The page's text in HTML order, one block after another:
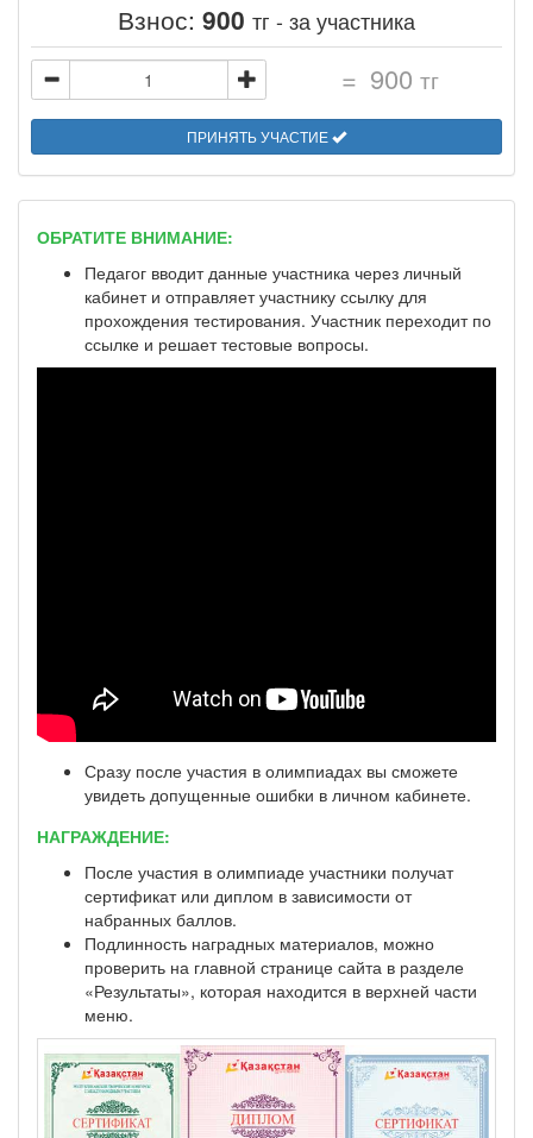
Взнос: 900 тг - за участника
= 900 тг
ПРИНЯТЬ УЧАСТИЕ
ОБРАТИТЕ ВНИМАНИЕ:
Педагог вводит данные участника через личный
кабинет и отправляет участнику ссылку для
прохождения тестирования. Участник переходит по
ссылке и решает тестовые вопросы.
Сразу после участия в олимпиадах вы сможете
увидеть допущенные ошибки в личном кабинете.
НАГРАЖДЕНИЕ:
После участия в олимпиаде участники получат
сертификат или диплом в зависимости от
набранных баллов.
Подлинность наградных материалов, можно
проверить на главной странице сайта в разделе
«Результаты», которая находится в верхней части
меню.